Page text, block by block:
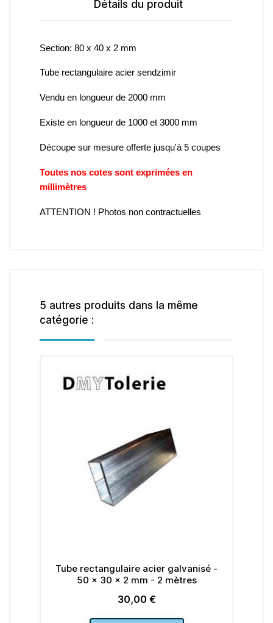
Détails du produit
Section: 80 x 40 x 2 mm
Tube rectangulaire acier sendzimir
Vendu en longueur de 2000 mm
Existe en longueur de 1000 et 3000 mm
Découpe sur mesure offerte jusqu'à 5 coupes
Toutes nos cotes sont exprimées en
millimètres
ATTENTION ! Photos non contractuelles
5 autres produits dans la même
catégorie :
rectangulaire acier galvanisé -
50 x 30 x 2 mm - 2 mètres
Tube